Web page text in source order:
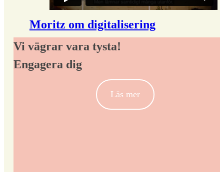
Moritz om digitalisering
Vi vägrar vara tysta!
Engagera dig
Läs mer